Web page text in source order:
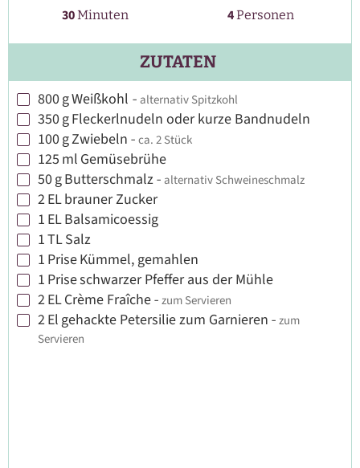
30Minuten
Minuten 4Personen
ZUTATEN
▢
800gWeißkohl - alternativ Spitzkohl
▢
350gFleckerlnudeln oder kurze Bandnudeln
▢
100gZwiebeln - ca. 2 Stück
▢
125 ml Gemüsebrühe
▢
50gButterschmalz - alternativ Schweineschmalz
▢
2ELbrauner Zucker
▢
1 ELBalsamicoessig
▢
1TLSalz
▢
1 PriseKümmel, gemahlen
▢
1 Priseschwarzer Pfeffer aus der Mühle
▢
2ELCrème Fraîche - zum Servieren
▢
2Elgehackte Petersilie zum Garnieren - zum
Servieren